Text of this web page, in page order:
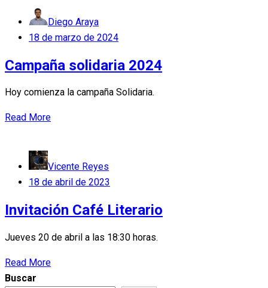
Diego Araya
Posted
18 de marzo de 2024
Campaña solidaria 2024
Hoy comienza la campaña Solidaria.
Read More
Vicente Reyes
Posted
18 de abril de 2023
Invitación Café Literario
Jueves 20 de abril a las 18:30 horas.
Read More
Buscar